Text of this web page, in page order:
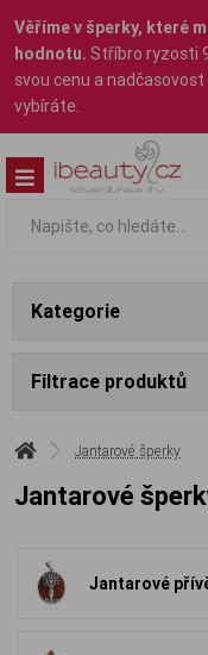
Věříme v šperky, které
hodnotu. Stříbro ryzosti
svou cenu a
vybíráte.
Kategorie
Filtrace produktů
Jantarové šperky
Jantarové
Jantarové